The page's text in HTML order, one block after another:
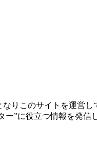
りこのサイトを運営
”に役立つ情報を発信